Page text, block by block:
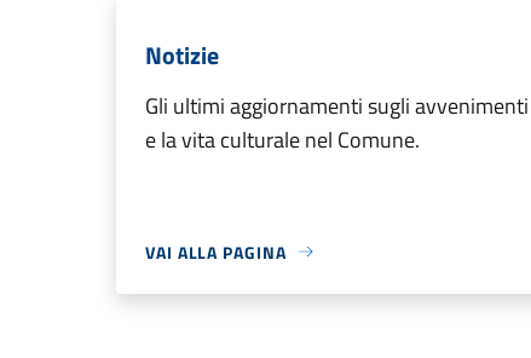
Notizie
Gli ultimi aggiornamenti sugli avvenimenti
e la vita culturale nel Comune.
VAI ALLA PAGINA